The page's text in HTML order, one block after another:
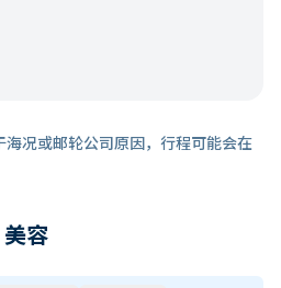
况或邮轮公司原因，行程可能会在
容